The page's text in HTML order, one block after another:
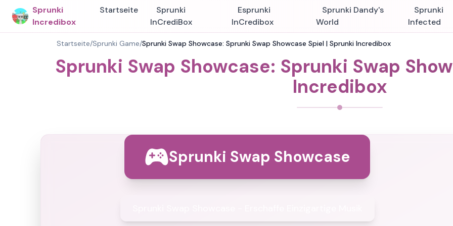
Sprunki
Incredibox
Startseite
Sprunki
InCrediBox
Esprunki
InCredibox
Sprunki Dandy's
World
Sprunki
Infected
Startseite/Sprunki Game/Sprunki Swap Showcase: Sprunki Swap Showcase Spiel | Sprunki Incredibox
Sprunki Swap Showcase: Sprunki Swap
Incredibox
Sprunki Swap Showcase